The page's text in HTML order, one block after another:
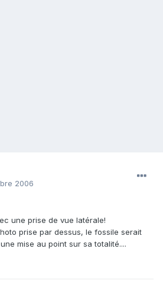
2006
une prise de vue latérale!
prise par dessus, le fossile serait
mise au point sur sa totalité....